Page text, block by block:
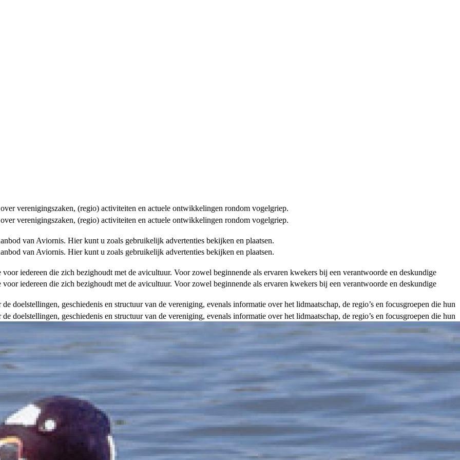
verenigingszaken, (regio) activiteiten en actuele ontwikkelingen rondom vogelgriep.
verenigingszaken, (regio) activiteiten en actuele ontwikkelingen rondom vogelgriep.
van Aviornis. Hier kunt u zoals gebruikelijk advertenties bekijken en plaatsen.
van Aviornis. Hier kunt u zoals gebruikelijk advertenties bekijken en plaatsen.
iedereen die zich bezighoudt met de avicultuur. Voor zowel beginnende als ervaren kwekers bij een verantwoorde en deskundige
iedereen die zich bezighoudt met de avicultuur. Voor zowel beginnende als ervaren kwekers bij een verantwoorde en deskundige
doelstellingen, geschiedenis en structuur van de vereniging, evenals informatie over het lidmaatschap, de regio’s en focusgroepen die hun
doelstellingen, geschiedenis en structuur van de vereniging, evenals informatie over het lidmaatschap, de regio’s en focusgroepen die hun